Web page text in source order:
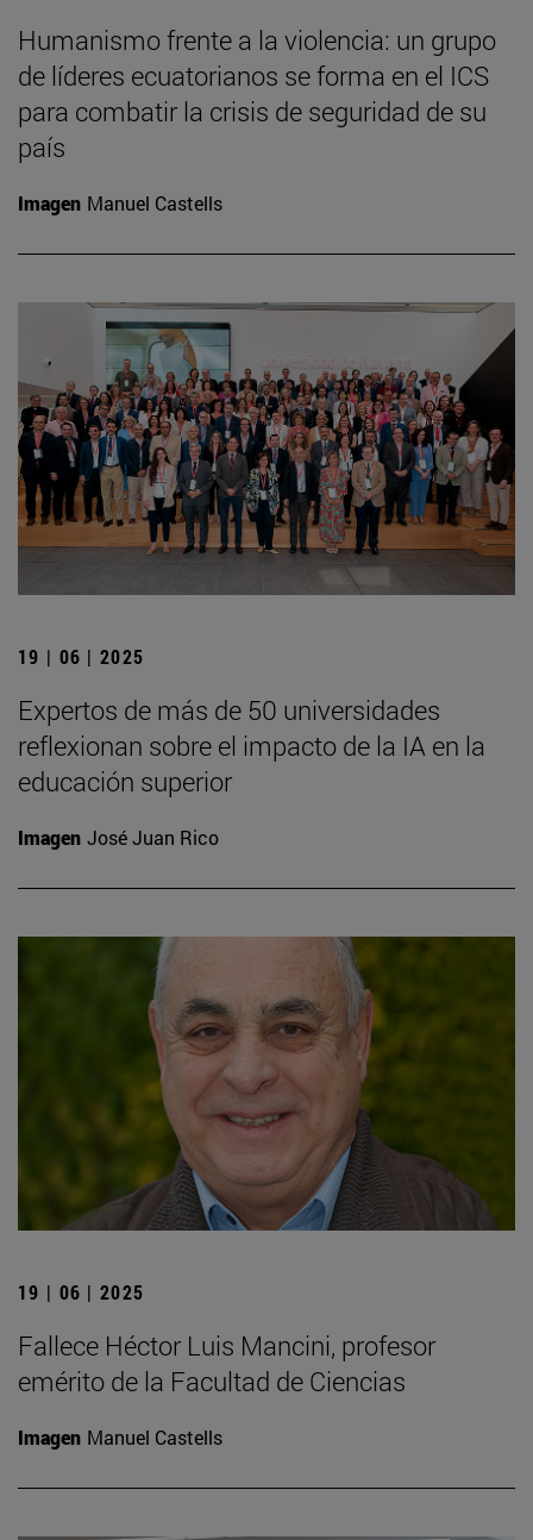
Humanismo frente a la violencia: un grupo
de líderes ecuatorianos se forma en el ICS
para combatir la crisis de seguridad de su
país
Imagen Manuel Castells
19 | 06 | 2025
Expertos de más de 50 universidades
reflexionan sobre el impacto de la IA en la
educación superior
Imagen José Juan Rico
19 | 06 | 2025
Fallece Héctor Luis Mancini, profesor
emérito de la Facultad de Ciencias
Imagen Manuel Castells